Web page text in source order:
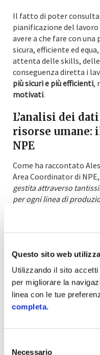
Questo sito web
Utilizzando il sito
per migliorare la
linea con le tue
completa.
Necessario
Il fatto di poter
pianificazione del
avere a che fare con
sicura, efficiente ed
attenta delle skills,
conseguenza diretta i
più sicuri e più efficienti,
motivati.
L’analisi dei
risorse umane:
NPE
Come ha raccontato
Area Coordinator di NPE,
gestita attraverso
per ogni linea di
Inoltre, spesso era
dei responsabili di
difficilmente rintracciabili
Con l’introduzione di un
management
questo
diametralmente. Tutte
collegate tra loro,
disposizione dei
integrato ci mostra in
Magnanini «
dell’ambiente di lavoro